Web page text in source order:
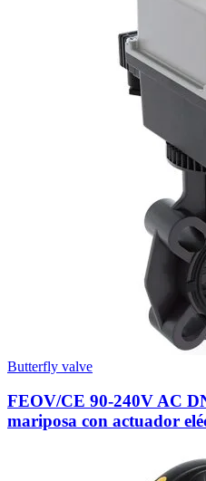
Butterfly valve
FEOV/CE 90-240V AC
mariposa con actuador